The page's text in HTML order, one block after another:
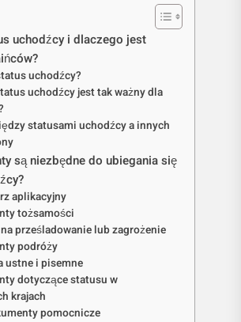
uchodźcy i dlaczego jest
uchodźcy?
uchodźcy jest tak ważny dla
statusami uchodźcy a innych
są niezbędne do ubiegania się
aplikacyjny
tożsamości
prześladowanie lub zagrożenie
podróży
ustne i pisemne
dotyczące statusu w
krajach
pomocnicze